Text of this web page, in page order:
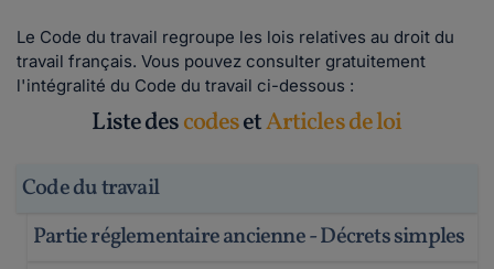
Le Code du travail regroupe les lois relatives au droit du
travail français. Vous pouvez consulter gratuitement
l'intégralité du Code du travail ci-dessous :
Liste descodesetArticles de loi
Code du travail
Partie réglementaire ancienne - Décrets simples